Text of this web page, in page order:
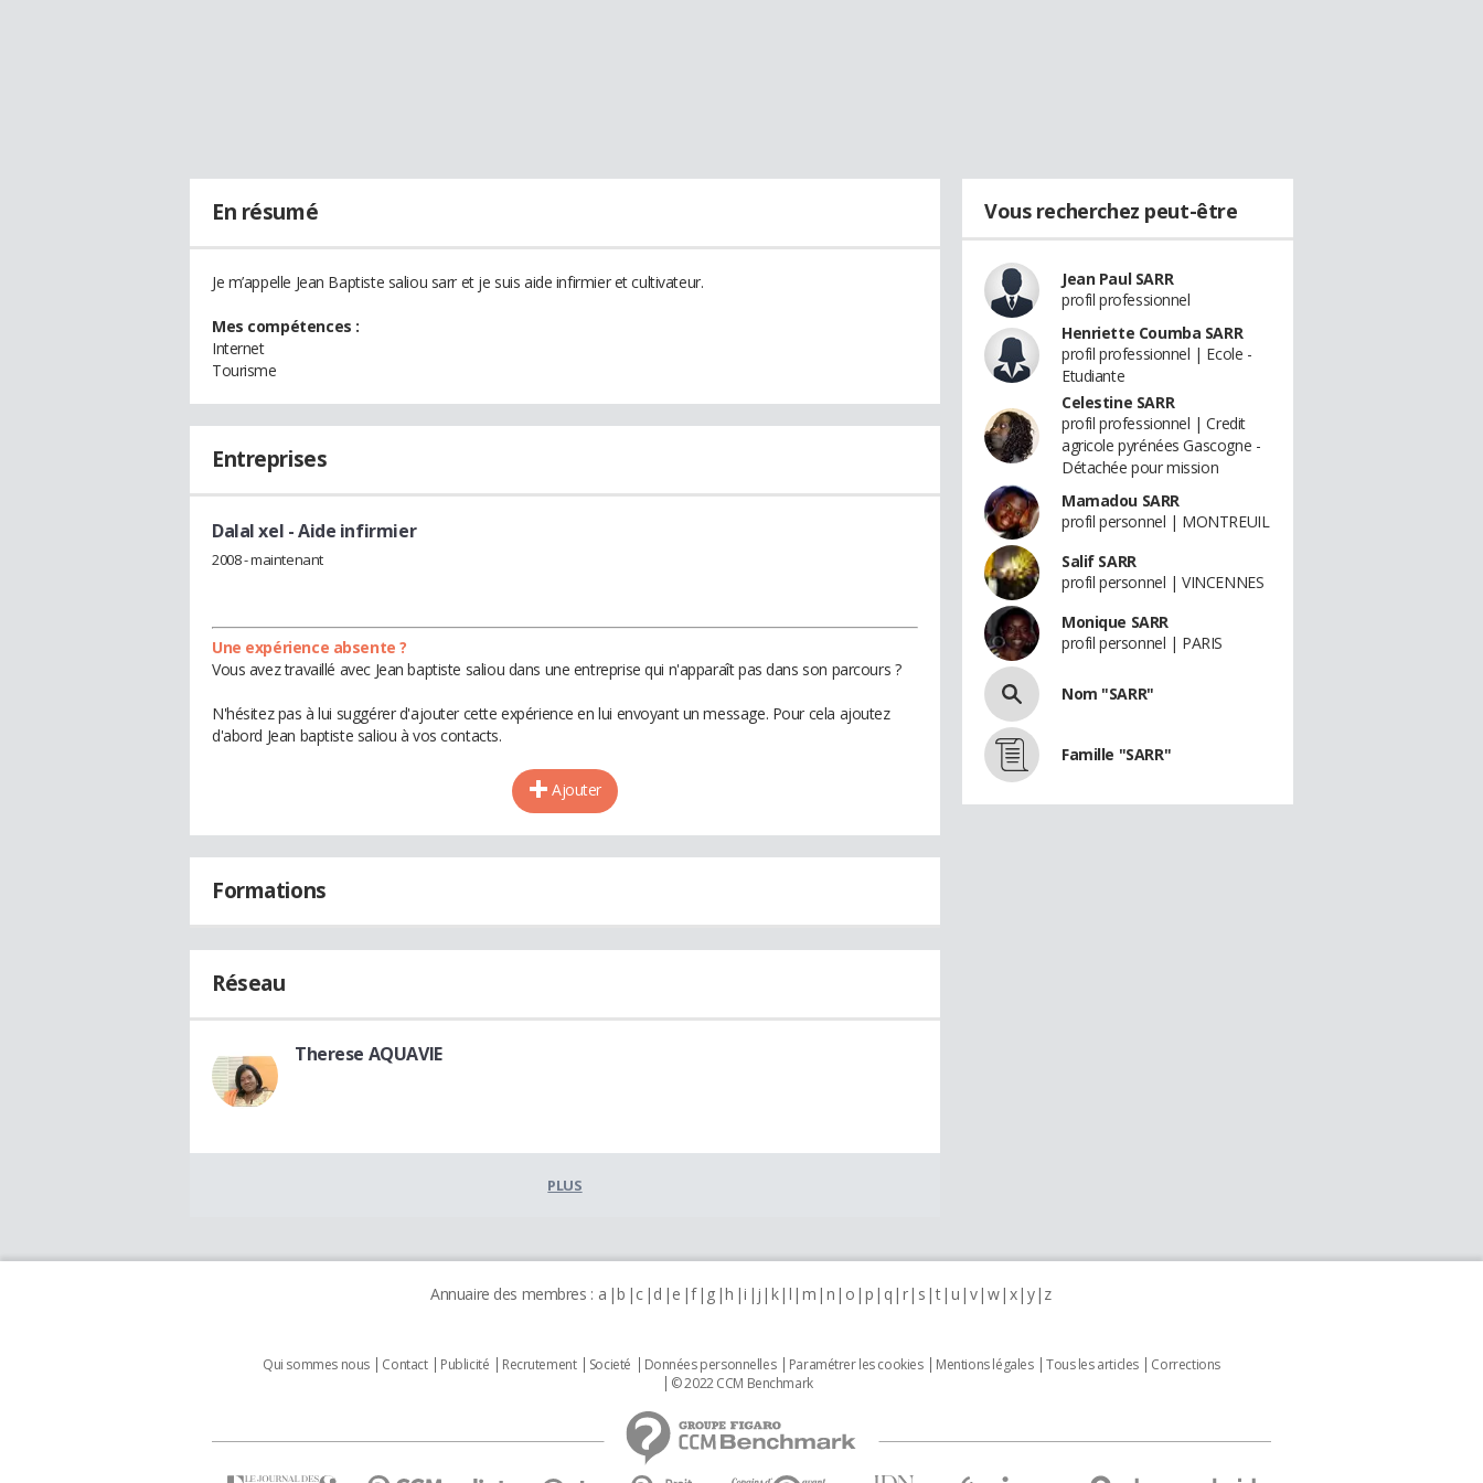
En résumé
Je m’appelle Jean Baptiste saliou sarr et je suis aide infirmier et cultivateur.
Mes compétences :
Internet
Tourisme
Entreprises
Dalal xel - Aide infirmier
2008 - maintenant
Une expérience absente ?
Vous avez travaillé avec Jean baptiste saliou dans une entreprise qui n'apparaît pas dans son parcours ?
N'hésitez pas à lui suggérer d'ajouter cette expérience en lui envoyant un message. Pour cela ajoutez
d'abord Jean baptiste saliou à vos contacts.
Ajouter
Formations
Réseau
Therese AQUAVIE
PLUS
Vous recherchez peut-être
Jean Paul SARR
profil professionnel
Henriette Coumba SARR
profil professionnel | Ecole -
Etudiante
Celestine SARR
profil professionnel | Credit
agricole pyrénées Gascogne -
Détachée pour mission
Mamadou SARR
profil personnel | MONTREUIL
Salif SARR
profil personnel | VINCENNES
Monique SARR
profil personnel | PARIS
Nom "SARR"
Famille "SARR"
Annuaire des membres : a b c d e f g h i j k l m n o p q r s t u v w x y z
Qui sommes nous Contact Publicité Recrutement Societé Données personnelles Paramétrer les cookies Mentions légales Tous les articles
Corrections
© 2022 CCM Benchmark